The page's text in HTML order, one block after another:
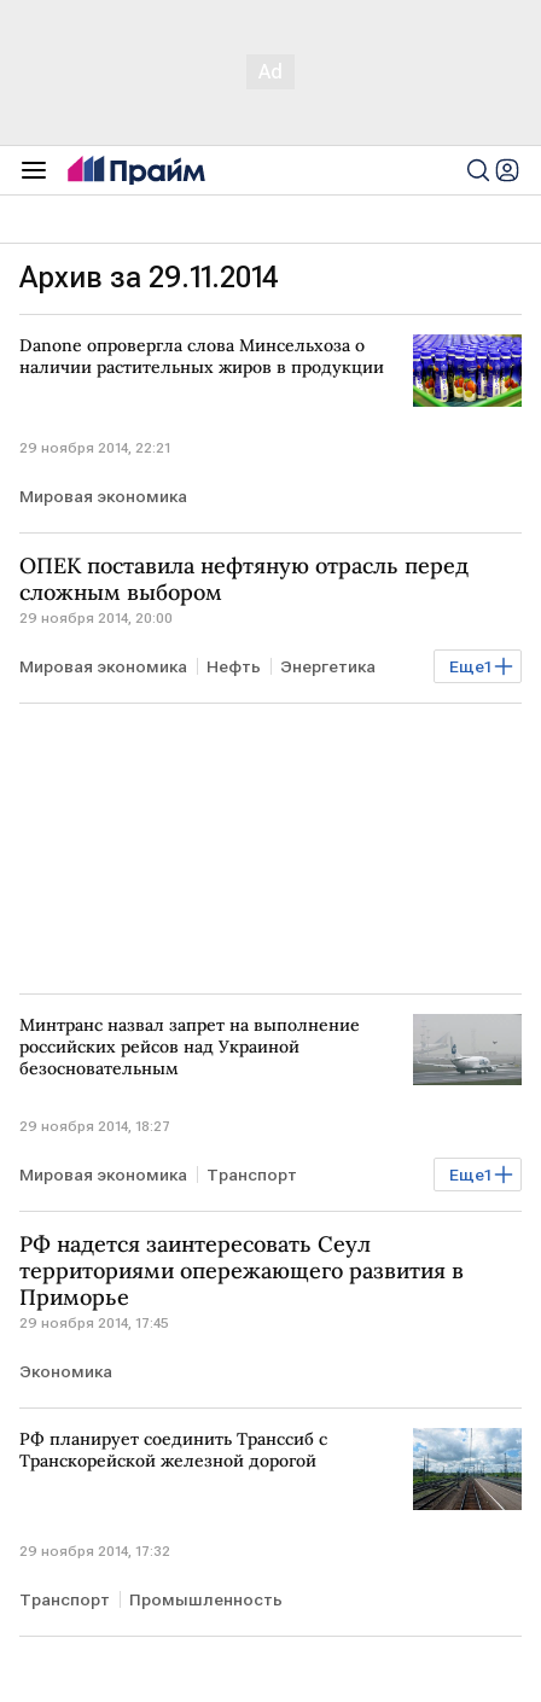
Архив за 29.11.2014
Danone опровергла слова Минсельхоза о
наличии растительных жиров в продукции
29 ноября 2014, 22:21
Мировая экономика
ОПЕК поставила нефтяную отрасль перед
сложным выбором
29 ноября 2014, 20:00
Еще1
Мировая экономика Нефть Энергетика
падение цен
Минтранс назвал запрет на выполнение
российских рейсов над Украиной
безосновательным
29 ноября 2014, 18:27
Еще1
Мировая экономика Транспорт
Промышленность
РФ надется заинтересовать Сеул
территориями опережающего развития в
Приморье
29 ноября 2014, 17:45
Экономика
РФ планирует соединить Транссиб с
Транскорейской железной дорогой
29 ноября 2014, 17:32
Транспорт Промышленность